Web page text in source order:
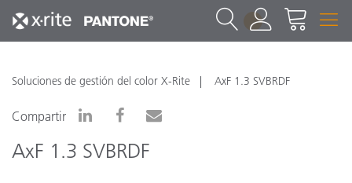
1
Soluciones de gestión del color X-Rite AxF 1.3 SVBRDF
Compartir
AxF 1.3 SVBRDF